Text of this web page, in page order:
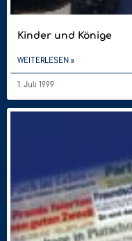
Kinder und Könige
WEITERLESEN »
1. Juli 1999